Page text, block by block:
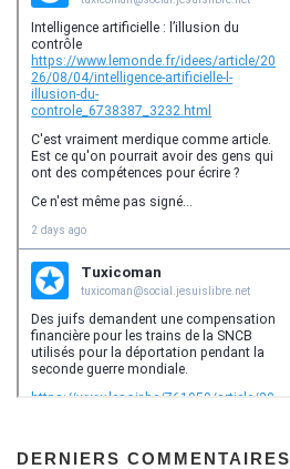
DERNIERS COMMENTAIRES